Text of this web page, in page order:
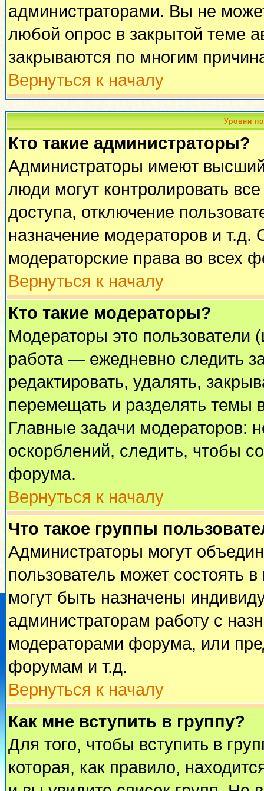
администраторами. Вы не
любой опрос в закрытой теме
закрываются по многим
Вернуться к началу
Уровни
Кто такие администраторы?
Администраторы имеют
люди могут контролировать
доступа, отключение
назначение модераторов и
модераторские права во всех
Вернуться к началу
Кто такие модераторы?
Модераторы это пользователи
работа — ежедневно следить
редактировать, удалять,
перемещать и разделять темы
Главные задачи модераторов:
оскорблений, следить, чтобы
форума.
Вернуться к началу
Что такое группы
Администраторы могут
пользователь может состоять
могут быть назначены
администраторам работу с
модераторами форума, или
форумам и т.д.
Вернуться к началу
Как мне вступить в группу?
Для того, чтобы вступить в
которая, как правило,